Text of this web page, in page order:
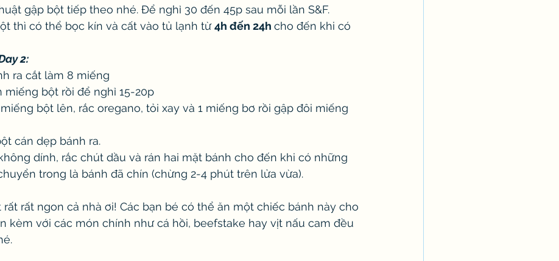
gập bột tiếp theo nhé. Để nghỉ 30 đến 45p sau mỗi lần S&F.
thì có thể bọc kín và cất vào tủ lạnh từ 4h đến 24h cho đến khi có
2:
ra cắt làm 8 miếng
miếng bột rồi để nghỉ 15-20p
bột lên, rắc oregano, tỏi xay và 1 miếng bơ rồi gập đôi miếng
cán dẹp bánh ra.
dính, rắc chút dầu và rán hai mặt bánh cho đến khi có những
trong là bánh đã chín (chừng 2-4 phút trên lửa vừa).
rất rất ngon cả nhà ơi! Các bạn bé có thể ăn một chiếc bánh này cho
kèm với các món chính như cá hồi, beefstake hay vịt nấu cam đều